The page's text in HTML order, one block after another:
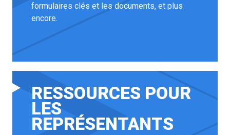
formulaires clés et les documents, et plus
encore.
RESSOURCES POUR
LES
REPRÉSENTANTS